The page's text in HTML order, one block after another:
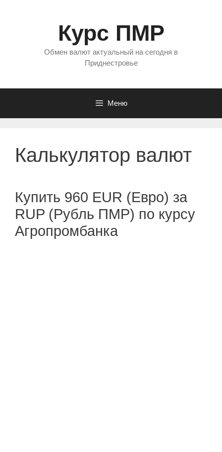
Курс ПМР
Обмен валют актуальный на сегодня в
Приднестровье
Меню
Калькулятор валют
Купить 960 EUR (Евро) за
RUP (Рубль ПМР) по курсу
Агропромбанка